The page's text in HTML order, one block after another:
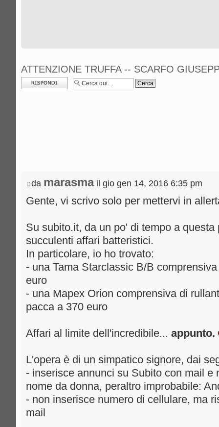
ATTENZIONE TRUFFA -- SCARFO
Rispondi al
messaggio
da marasmail gio gen 14, 2016 6:35 pm
Gente, vi scrivo solo per mettervi in
Su subito.it, da un po' di tempo a questa
succulenti affari batteristici.
In particolare, io ho trovato:
- una Tama Starclassic B/B
euro
- una Mapex Orion comprensiva di
pacca a 370 euro
Affari al limite dell'incredibile... appunto.
L'opera è di un simpatico signore, dai
- inserisce annunci su Subito con mail e
nome da donna, peraltro improbabile:
- non inserisce numero di cellulare, ma
mail